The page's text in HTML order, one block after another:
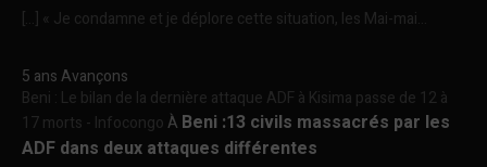
[…] « Je condamne et je déplore cette situation, les Mai-mai...
5 ans Avançons
Beni : Le bilan de la dernière attaque ADF à Kisima passe de 12 à
17 morts - InfocongoÀ Beni :13 civils massacrés par les
ADF dans deux attaques différentes